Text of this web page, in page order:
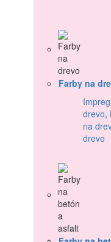
Farby na
drevo,
na
drevo